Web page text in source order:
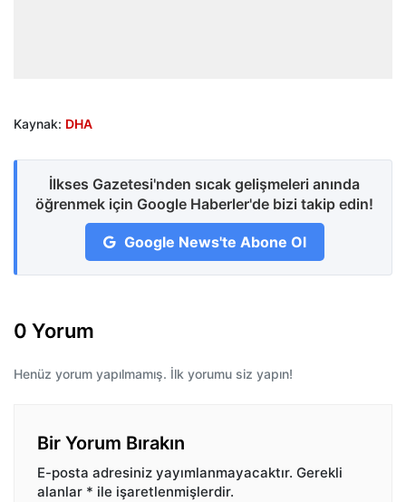
Kaynak: DHA
İlkses Gazetesi'nden sıcak gelişmeleri anında
öğrenmek için Google Haberler'de bizi takip edin!
Google News'te Abone Ol
0 Yorum
Henüz yorum yapılmamış. İlk yorumu siz yapın!
Bir Yorum Bırakın
E-posta adresiniz yayımlanmayacaktır. Gerekli
alanlar * ile işaretlenmişlerdir.